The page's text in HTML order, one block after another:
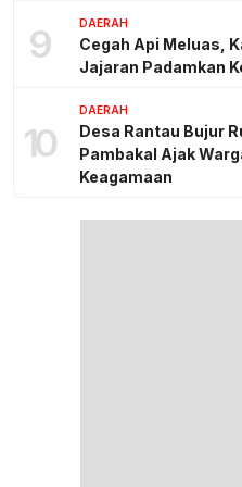
9 DAERAH
Cegah Api Meluas,
Jajaran Padamkan
10
DAERAH
Desa Rantau Bujur
Pambakal Ajak
Keagamaan